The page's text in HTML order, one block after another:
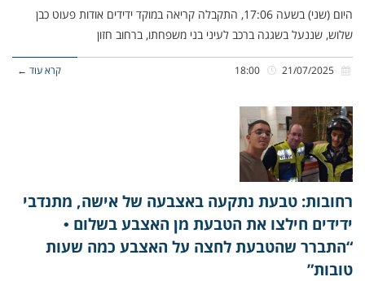
היום (שני) בשעה 17:06, התקבלה קריאה במוקד ידידים אודות פעוט כבן
שלוש, שננעל בשגגה ברכב לעיני בני משפחתו, ברחוב חזון
קרא עוד ←
רחובות: טבעת נתקעה באצבעה של אישה, מתנדבי
ידידים חילצו את הטבעת מן האצבע בשלום •
“התברר שהטבעת לחצה על האצבע כמה שעות
טובות”